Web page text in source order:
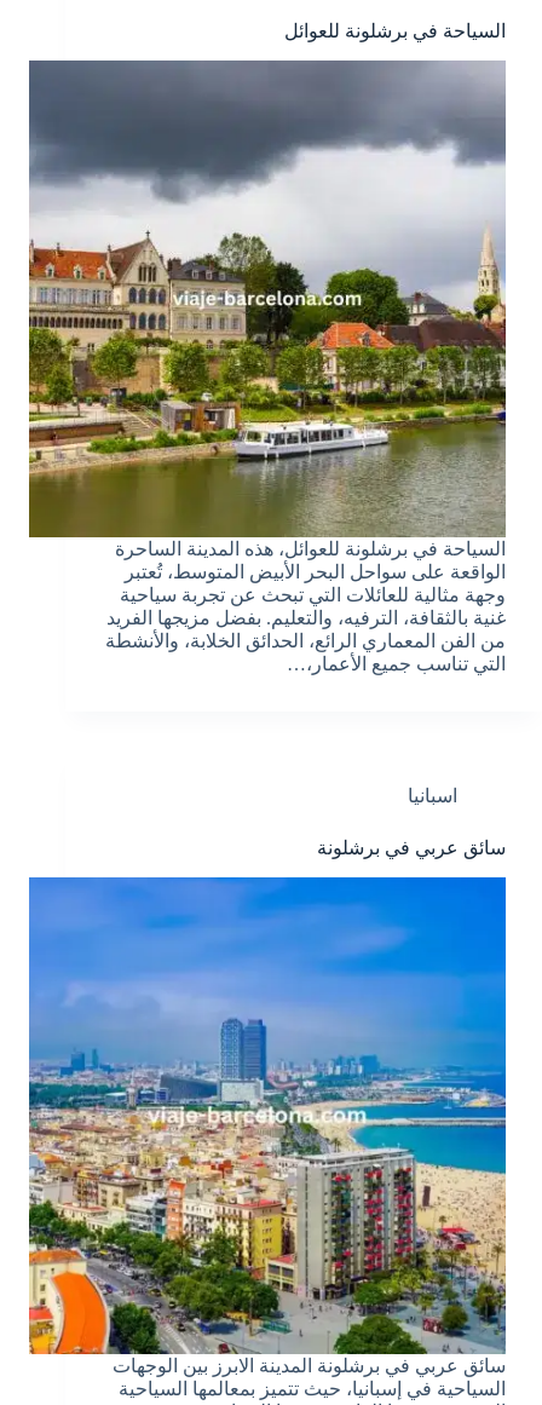
السياحة في برشلونة للعوائل
السياحة في برشلونة للعوائل، هذه المدينة الساحرة
الواقعة على سواحل البحر الأبيض المتوسط، تُعتبر
وجهة مثالية للعائلات التي تبحث عن تجربة سياحية
غنية بالثقافة، الترفيه، والتعليم. بفضل مزيجها الفريد
من الفن المعماري الرائع، الحدائق الخلابة، والأنشطة
التي تناسب جميع الأعمار،…
اسبانيا
سائق عربي في برشلونة
سائق عربي في برشلونة المدينة الابرز بين الوجهات
السياحية في إسبانيا، حيث تتميز بمعالمها السياحية